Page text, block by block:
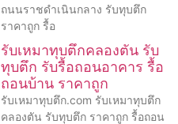
ถนนราชดำเนินกลาง รับทุบตึก
ราคาถูก รื้อ
รับเหมาทุบตึกคลองตัน รับ
ทุบตึก รับรื้อถอนอาคาร รื้อ
ถอนบ้าน ราคาถูก
รับเหมาทุบตึก.com รับเหมาทุบตึก
คลองตัน รับทุบตึก ราคาถูก รื้อถอน